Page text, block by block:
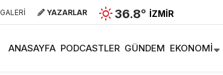
GALERİ YAZARLAR 36.8° İZMIR
ANASAYFA PODCASTLER GÜNDEM EKONOMI